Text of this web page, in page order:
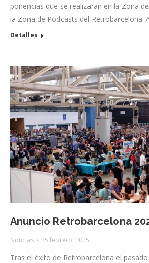
ponencias que se realizaran en la Zona
la Zona de Podcasts del Retrobarcelona
Detalles
Anuncio Retrobarcelona
Noticias 25 febrero, 2025
Tras el éxito de Retrobarcelona el